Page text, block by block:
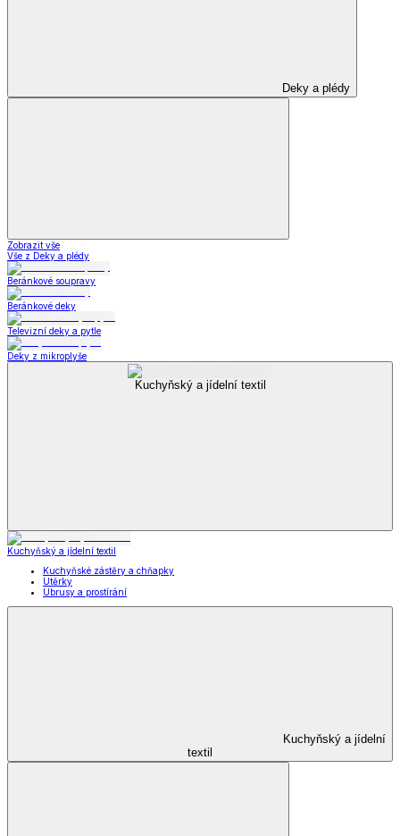
Deky a plédy
Zobrazit vše
Vše z Deky a plédy
Beránkové soupravy
Beránkové deky
Televizní deky a pytle
Deky z mikroplyše
Kuchyňský a jídelní textil
Kuchyňský a jídelní textil
Kuchyňské zástěry a chňapky
Utěrky
Ubrusy a prostírání
Kuchyňský a jídelní
textil